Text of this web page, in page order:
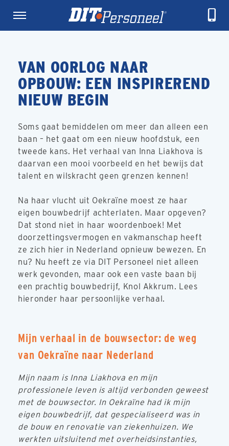
VAN OORLOG NAAR
OPBOUW: EEN INSPIREREND
NIEUW BEGIN
Soms gaat bemiddelen om meer dan alleen een
baan – het gaat om een nieuw hoofdstuk, een
tweede kans. Het verhaal van Inna Liakhova is
daarvan een mooi voorbeeld en het bewijs dat
talent en wilskracht geen grenzen kennen!
Na haar vlucht uit Oekraïne moest ze haar
eigen bouwbedrijf achterlaten. Maar opgeven?
Dat stond niet in haar woordenboek! Met
doorzettingsvermogen en vakmanschap heeft
ze zich hier in Nederland opnieuw bewezen. En
nu? Nu heeft ze via DIT Personeel niet alleen
werk gevonden, maar ook een vaste baan bij
een prachtig bouwbedrijf, Knol Akkrum. Lees
hieronder haar persoonlijke verhaal.
Mijn verhaal in de bouwsector: de weg
van Oekraïne naar Nederland
Mijn naam is Inna Liakhova en mijn
professionele leven is altijd verbonden geweest
met de bouwsector. In Oekraïne had ik mijn
eigen bouwbedrijf, dat gespecialiseerd was in
de bouw en renovatie van ziekenhuizen. We
werkten uitsluitend met overheidsinstanties,